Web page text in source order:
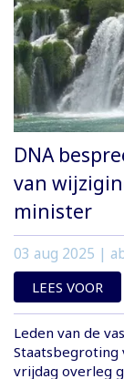
DNA
van
minister
03 aug 2025 |
LEES VOOR
Leden van de
Staatsbegroting
vrijdag overleg